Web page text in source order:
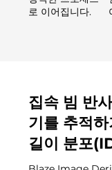
집속 빔 반
기를 추적
길이 분포
로 이어집니다.